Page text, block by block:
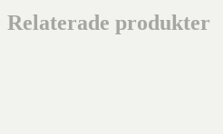
Relaterade produkter